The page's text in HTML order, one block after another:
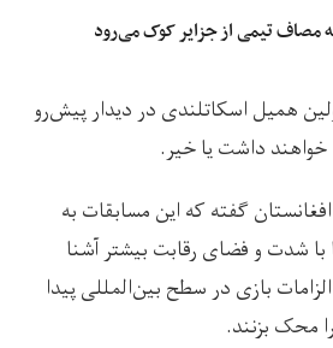
مصاف تیمی از جزایر کوک می‌رود
همیل اسکاتلندی در دیدار پیش‌رو
خواهند داشت یا خیر.
گفته که این مسابقات به
شدت و فضای رقابت بیشتر آشنا
بازی در سطح بین‌المللی پیدا
محک بزنند.